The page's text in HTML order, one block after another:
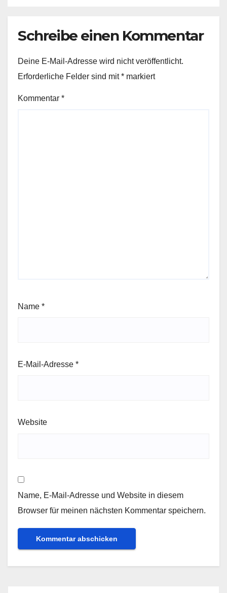
Schreibe einen Kommentar
Deine E-Mail-Adresse wird nicht veröffentlicht.
Erforderliche Felder sind mit* markiert
Kommentar *
Name *
E-Mail-Adresse *
Website
Name, E-Mail-Adresse und Website in diesem
Browser für meinen nächsten Kommentar speichern.